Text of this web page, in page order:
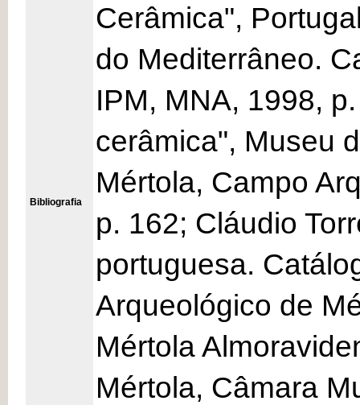
Bibliografia
Cerâmica",
do Mediterrâneo.
IPM, MNA, 1998,
cerâmica", Museu
Mértola, Campo
p. 162; Cláudio
portuguesa.
Arqueológico de
Mértola
Mértola, Câmara